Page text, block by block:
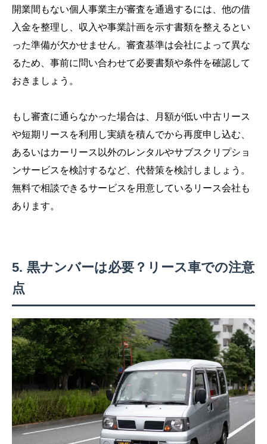
開業間もない個人事業主が審査を通過するには、他の借
入金を整理し、収入や事業計画を示す書類を整えるとい
った準備が欠かせません。審査基準は会社によって異な
るため、事前に問い合わせて必要書類や条件を確認して
おきましょう。
もし審査に通らなかった場合は、月額が低い中古リース
や短期リースを利用し実績を積んでから再度申し込む、
あるいはカーリース以外のレンタルやサブスクリプショ
ンサービスを検討するなど、代替策を検討しましょう。
無料で相談できるサービスを用意しているリース会社も
あります。
黒ナンバーは必要？リース車での注意
点